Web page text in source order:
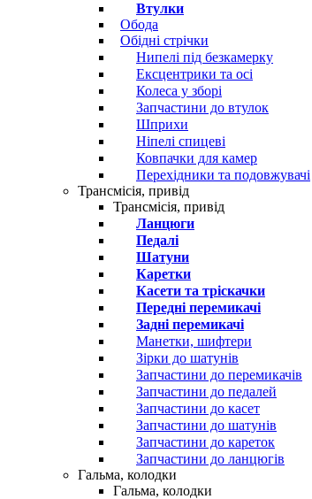
Втулки
Обода
Обідні стрічки
Нипелі під безкамерку
Ексцентрики та осі
Колеса у зборі
Запчастини до втулок
Шприхи
Ніпелі спицеві
Ковпачки для камер
Перехідники та подовжувачі
Трансмісія, привід
Трансмісія, привід
Ланцюги
Педалі
Шатуни
Каретки
Касети та тріскачки
Передні перемикачі
Задні перемикачі
Манетки, шифтери
Зірки до шатунів
Запчастини до перемикачів
Запчастини до педалей
Запчастини до касет
Запчастини до шатунів
Запчастини до кареток
Запчастини до ланцюгів
Гальма, колодки
Гальма, колодки